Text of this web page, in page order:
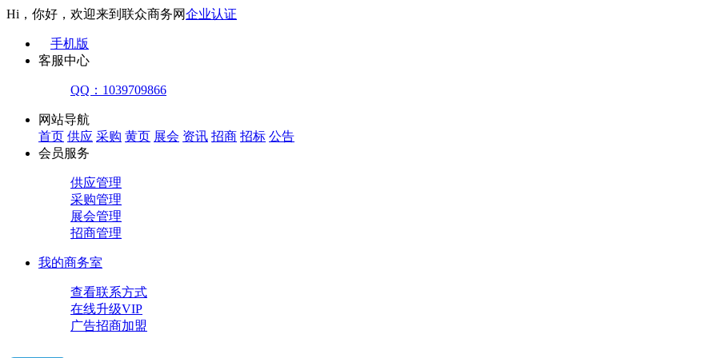
Hi，你好，欢迎来到联众商务网企业认证
手机版
客服中心
QQ：1039709866
网站导航
首页 供应 采购 黄页 展会 资讯 招商 招标 公告
会员服务
供应管理
采购管理
展会管理
招商管理
我的商务室
查看联系方式
在线升级VIP
广告招商加盟